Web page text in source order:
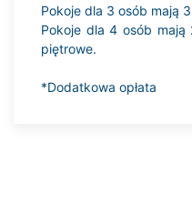
Pokoje dla 3 osób mają
Pokoje dla 4 osób mają
piętrowe.
*Dodatkowa opłata